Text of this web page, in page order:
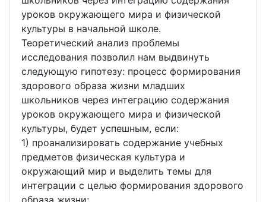
уроков окружающего мира и физической
культуры в начальной школе.
Теоретический анализ проблемы
исследования позволил нам выдвинуть
следующую гипотезу: процесс формирования
здорового образа жизни младших
школьников через интеграцию содержания
уроков окружающего мира и физической
культуры, будет успешным, если:
1) проанализировать содержание учебных
предметов физическая культура и
окружающий мир и выделить темы для
интеграции с целью формирования здорового